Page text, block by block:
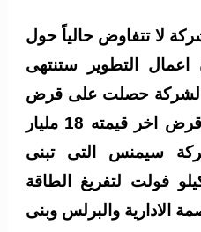
لا تتفاوض حالياً حول
التطوير ستنتهى
ان الشركة حصلت على قرض
قيمته 12 مليار جنيه ثم قرض اخر قيمته 18 مليار
سيمنس التى تبنى
محولات 500 كيلو فولت لتفريغ الطاقة
الادارية والبرلس وبنى